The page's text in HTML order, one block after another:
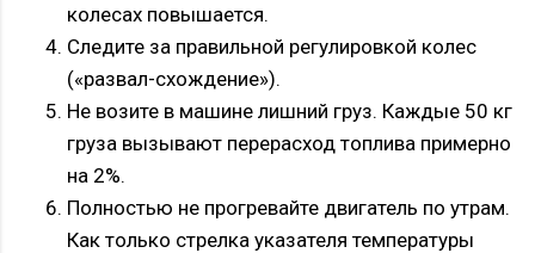
колесах повышается.
Следите за правильной регулировкой колес
(«развал-схождение»).
Не возите в машине лишний груз. Каждые 50 кг
груза вызывают перерасход топлива примерно
на 2%.
Полностью не прогревайте двигатель по утрам.
Как только стрелка указателя температуры